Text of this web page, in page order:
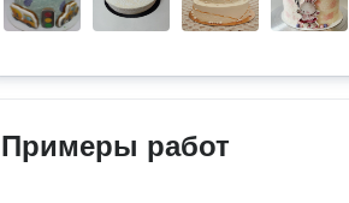
Примеры работ